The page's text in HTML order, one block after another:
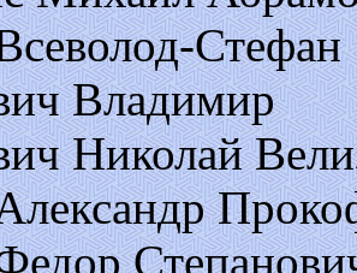
Стефан
Владимир
Николай